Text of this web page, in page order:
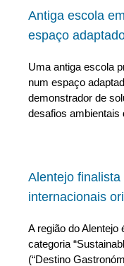
Antiga escola
espaço
Uma antiga escola
num espaço
demonstrador de
desafios ambientais
Alentejo
internacionais
A região do Alentejo
categoria
(“Destino